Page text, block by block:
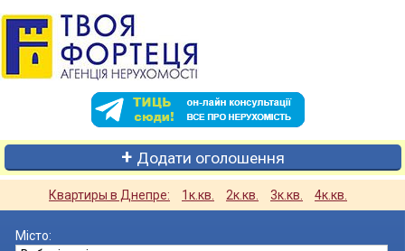
Додати оголошення
Квартиры в Днепре: 1к.кв. 2к.кв. 3к.кв. 4к.кв.
Місто: